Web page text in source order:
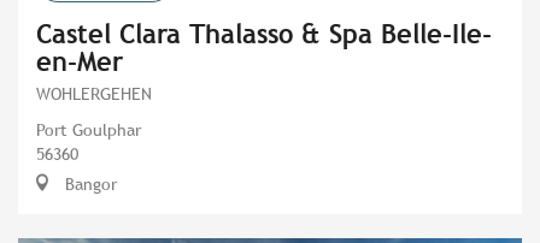
Castel Clara Thalasso & Spa Belle-Ile-
en-Mer
WOHLERGEHEN
Port Goulphar
56360
Bangor